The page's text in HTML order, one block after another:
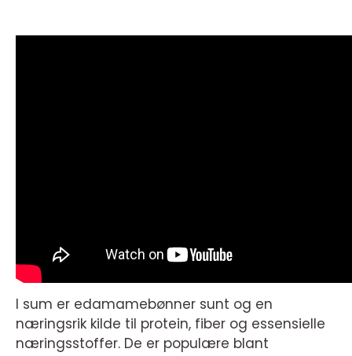
I sum er edamamebønner sunt og en
næringsrik kilde til protein, fiber og essensielle
næringsstoffer. De er populære blant